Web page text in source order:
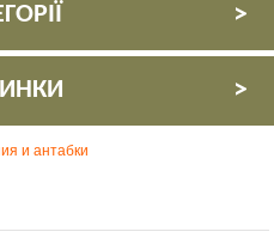
и антабки